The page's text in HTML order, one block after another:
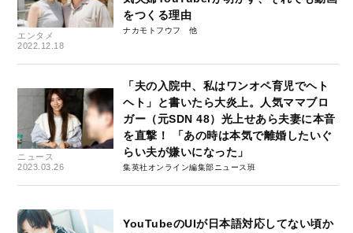
エンタメ
2022.12.18
をつくる理由
ナカモトフウフ
ニュース
2023.03.26
「夫の入院中、私はワンオペ育児でヘト
ヘト」と書いたら大炎上。人気ママブロ
ガー（元SDN 48）光上せあら夫妻に本音
を直撃！ 「あの時は本気で離婚したいぐ
らい夫が嫌いになった」
集英社オンライン編集部ニュース班
YouTubeのUIが日本語対応してない頃か